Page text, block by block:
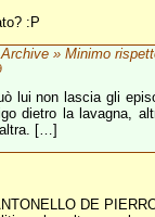
:P
» Minimo
lui non lascia gli
dietro la lavagna,
[…]
DE